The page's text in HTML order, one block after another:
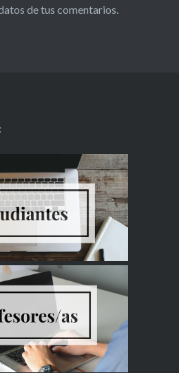
de tus comentarios.